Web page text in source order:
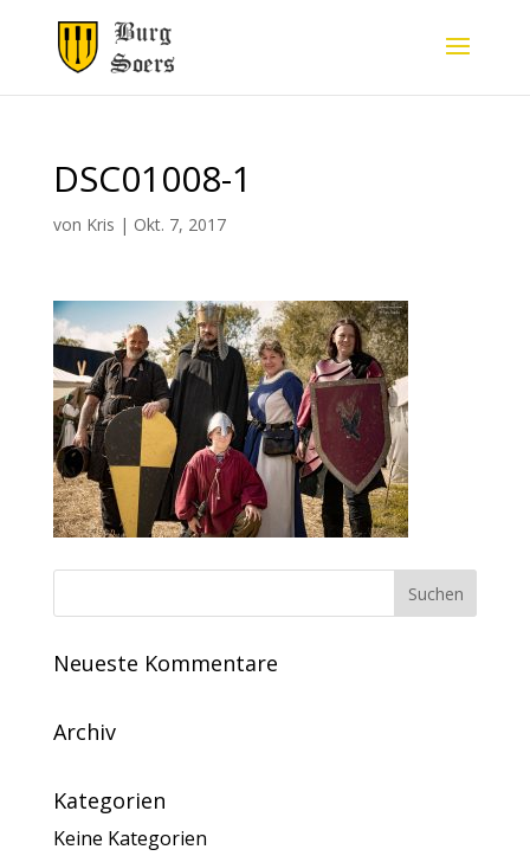
DSC01008-1
von Kris | Okt. 7, 2017
Neueste Kommentare
Archiv
Kategorien
Keine Kategorien